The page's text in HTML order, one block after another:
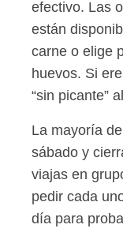
efectivo. Las
están
carne o elige
huevos. Si
“sin picante”
La mayoría
sábado y
viajas en
pedir cada
día para